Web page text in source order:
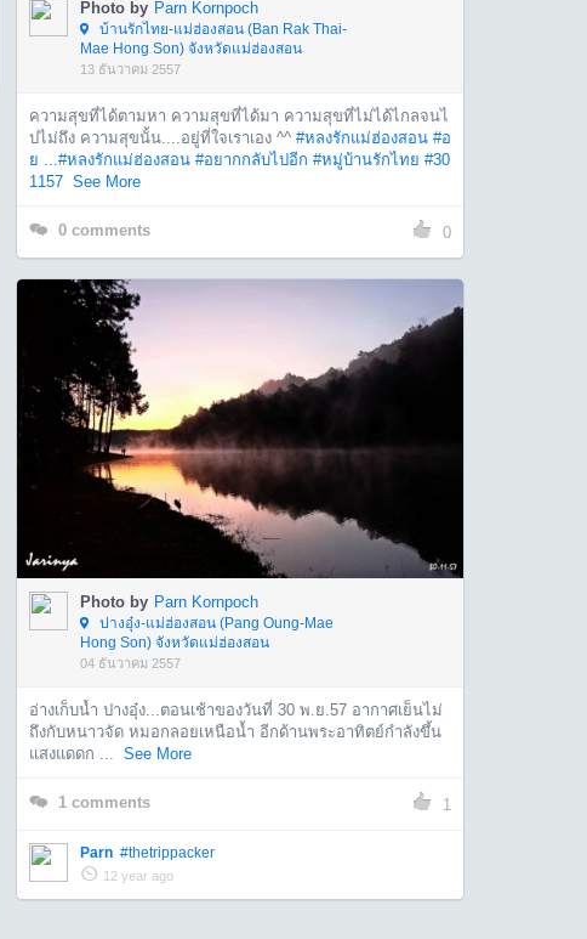
Photo by Parn Kornpoch
บ้านรักไทย-แม่ฮ่องสอน (Ban Rak Thai-
Mae Hong Son) จังหวัดแม่ฮ่องสอน
13 ธันวาคม 2557
ความสุขที่ได้ตามหา ความสุขที่ได้มา ความสุขที่ไม่ได้ไกลจนไ
ปไม่ถึง ความสุขนั้น....อยู่ที่ใจเราเอง ^^ #หลงรักแม่ฮ่องสอน #อ
ย ...#หลงรักแม่ฮ่องสอน #อยากกลับไปอีก #หมู่บ้านรักไทย #30
1157 See More
0 comments 0
Photo by Parn Kornpoch
ปางอุ๋ง-แม่ฮ่องสอน (Pang Oung-Mae
Hong Son) จังหวัดแม่ฮ่องสอน
04 ธันวาคม 2557
อ่างเก็บน้ำ ปางอุ๋ง...ตอนเช้าของวันที่ 30 พ.ย.57 อากาศเย็นไม่
ถึงกับหนาวจัด หมอกลอยเหนือน้ำ อีกด้านพระอาทิตย์กำลังขึ้น
แสงแดดก ... See More
1 comments 1
Parn #thetrippacker
12 year ago